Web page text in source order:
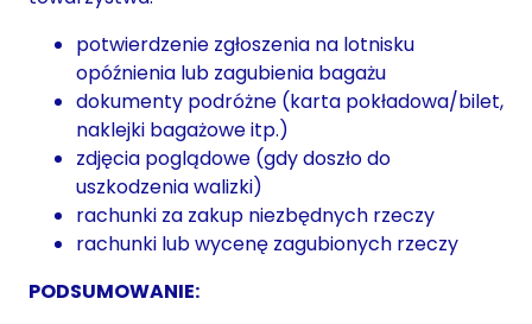
potwierdzenie zgłoszenia na lotnisku
opóźnienia lub zagubienia bagażu
dokumenty podróżne (karta pokładowa/bilet,
naklejki bagażowe itp.)
zdjęcia poglądowe (gdy doszło do
uszkodzenia walizki)
rachunki za zakup niezbędnych rzeczy
rachunki lub wycenę zagubionych rzeczy
PODSUMOWANIE: